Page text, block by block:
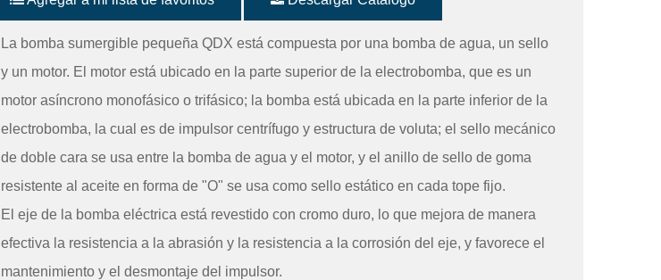
La bomba sumergible pequeña QDX está compuesta por una bomba de agua, un sello
y un motor. El motor está ubicado en la parte superior de la electrobomba, que es un
motor asíncrono monofásico o trifásico; la bomba está ubicada en la parte inferior de la
electrobomba, la cual es de impulsor centrífugo y estructura de voluta; el sello mecánico
de doble cara se usa entre la bomba de agua y el motor, y el anillo de sello de goma
resistente al aceite en forma de "O" se usa como sello estático en cada tope fijo.
El eje de la bomba eléctrica está revestido con cromo duro, lo que mejora de manera
efectiva la resistencia a la abrasión y la resistencia a la corrosión del eje, y favorece el
mantenimiento y el desmontaje del impulsor.